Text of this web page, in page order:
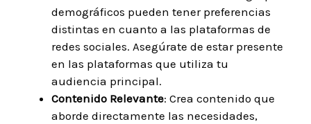
demográficos pueden tener preferencias
distintas en cuanto a las plataformas de
redes sociales. Asegúrate de estar presente
en las plataformas que utiliza tu
audiencia principal.
Contenido Relevante: Crea contenido que
aborde directamente las necesidades,